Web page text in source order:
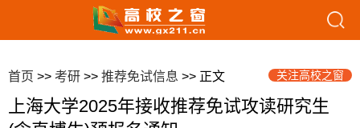
首页 >> 考研 >> 推荐免试信息 >> 正文 关注高校之窗
上海大学2025年接收推荐免试攻读研究生